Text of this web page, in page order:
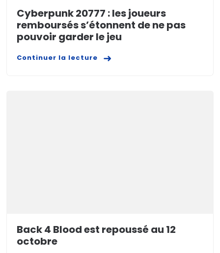
Cyberpunk 20777 : les joueurs
remboursés s’étonnent de ne pas
pouvoir garder le jeu
Continuer la lecture
Back 4 Blood est repoussé au 12
octobre